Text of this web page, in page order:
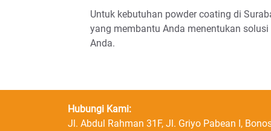
Untuk kebutuhan powder coating di
yang membantu Anda menentukan
Anda.
Hubungi Kami:
Jl. Abdul Rahman 31F, Jl. Griyo Pabean I,